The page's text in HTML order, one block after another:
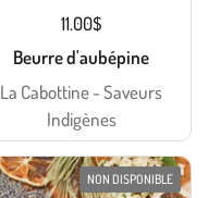
11.00$
Beurre d'aubépine
La Cabottine - Saveurs
Indigènes
NON DISPONIBLE